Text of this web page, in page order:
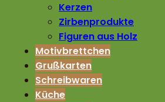
Kerzen
Zirbenprodukte
Figuren aus Holz
Motivbrettchen
Grußkarten
Schreibwaren
Küche